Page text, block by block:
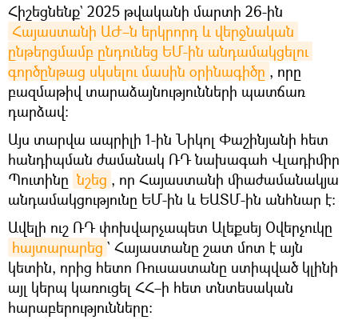
Հիշեցնենք` 2025 թվականի մարտի 26-ին
Հայաստանի ԱԺ–ն երկրորդ և վերջնական
ընթերցմամբ ընդունեց ԵՄ-ին անդամակցելու
գործընթաց սկսելու մասին օրինագիծը , որը
բազմաթիվ տարաձայնությունների պատճառ
դարձավ:
Այս տարվա ապրիլի 1-ին Նիկոլ Փաշինյանի հետ
հանդիպման ժամանակ ՌԴ նախագահ Վլադիմիր
Պուտինը նշեց , որ Հայաստանի միաժամանակյա
անդամակցությունը ԵՄ-ին և ԵԱՏՄ-ին անհնար է:
Ավելի ուշ ՌԴ փոխվարչապետ Ալեքսեյ Օվերչուկը
հայտարարեց ` Հայաստանը շատ մոտ է այն
կետին, որից հետո Ռուսաստանը ստիպված կլինի
այլ կերպ կառուցել ՀՀ–ի հետ տնտեսական
հարաբերությունները: